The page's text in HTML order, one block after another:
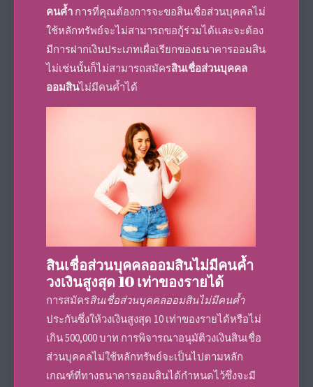
คนค้ำ การที่คุณต้องการจะขอสินเชื่อส่วนบุคคลไม่
ใช้หลักทรัพย์จะไม่สามารถขอกู้ร่วมได้และจะต้อง
มีการฝากเงินประเภทเผื่อเรียกของธนาคารออมสิน
ไม่เช่นนั้นก็ไม่สามารถสมัครสินเชื่อส่วนบุคคล
ออมสินไม่มีคนค้ำได้
สินเชื่อส่วนบุคคลออมสินไม่มีคนค้ำ
วงเงินสูงสุด 10 เท่าของรายได้
การสมัครสินเชื่อส่วนบุคคลออมสินไม่มีคนค้ำ
ประกันซึ่งให้วงเงินสูงสุด 10 เท่าของรายได้หรือไม่
เกิน 500,000 บาท การพิจารณาอนุมัติวงเงินสินเชื่อ
ส่วนบุคคลไม่ใช้หลักทรัพย์จะเป็นไปตามหลัก
เกณฑ์ที่ทางธนาคารออมสินได้กำหนดไว้ซึ่งจะมี